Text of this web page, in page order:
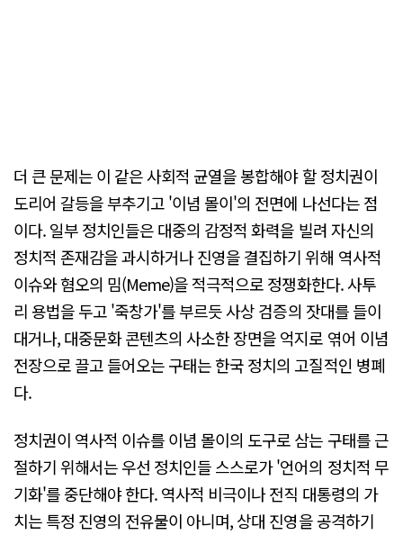
더 큰 문제는 이 같은 사회적 균열을 봉합해야 할 정치권이
도리어 갈등을 부추기고 '이념 몰이'의 전면에 나선다는 점
이다. 일부 정치인들은 대중의 감정적 화력을 빌려 자신의
정치적 존재감을 과시하거나 진영을 결집하기 위해 역사적
이슈와 혐오의 밈(Meme)을 적극적으로 정쟁화한다. 사투
리 용법을 두고 '죽창가'를 부르듯 사상 검증의 잣대를 들이
대거나, 대중문화 콘텐츠의 사소한 장면을 억지로 엮어 이념
전장으로 끌고 들어오는 구태는 한국 정치의 고질적인 병폐
다.
정치권이 역사적 이슈를 이념 몰이의 도구로 삼는 구태를 근
절하기 위해서는 우선 정치인들 스스로가 '언어의 정치적 무
기화'를 중단해야 한다. 역사적 비극이나 전직 대통령의 가
치는 특정 진영의 전유물이 아니며, 상대 진영을 공격하기